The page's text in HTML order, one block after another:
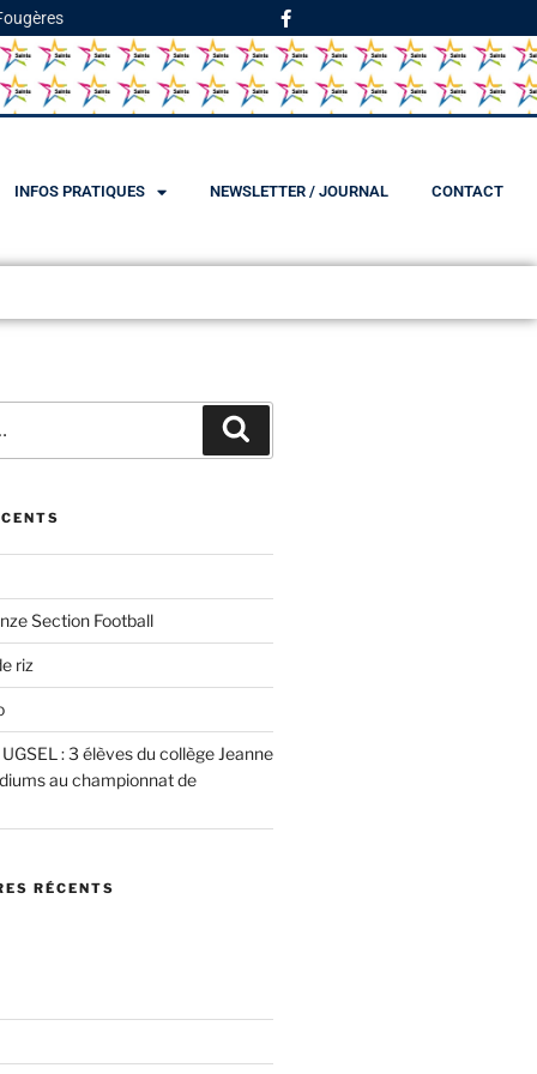
INFOS PRATIQUES NEWSLETTER / JOURNAL CONTACT
Section Football
riz
: 3 élèves du collège Jeanne
au championnat de
RÉCENTS